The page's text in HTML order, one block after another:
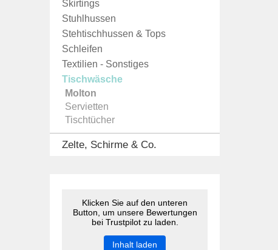
Skirtings
Stuhlhussen
Stehtischhussen & Tops
Schleifen
Textilien - Sonstiges
Tischwäsche
Molton
Servietten
Tischtücher
Zelte, Schirme & Co.
Klicken Sie auf den unteren
Button, um unsere Bewertungen
bei Trustpilot zu laden.
Inhalt laden